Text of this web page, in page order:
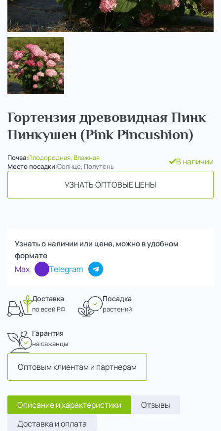
Гортензия древовидная Пинк
Пинкушен (Pink Pincushion)
Почва:Плодородная, Влажная
Место посадки:Солнце, Полутень В наличии
УЗНАТЬ ОПТОВЫЕ ЦЕНЫ
Узнать о наличии или цене, можно в удобном
формате
Max Telegram
Доставка
по всей РФ
Посадка
растений
Гарантия
на сажанцы
Оптовым клиентам и партнерам
Описание и характеристики
Отзывы
Доставка и оплата